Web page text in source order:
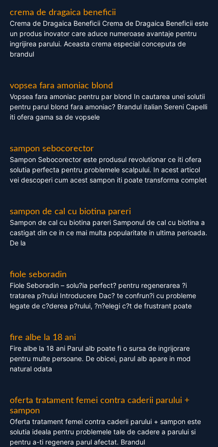
crema de dragaica beneficii
Crema de Dragaica Beneficii Crema de Dragaica Beneficii este
un produs inovator care aduce numeroase avantaje pentru
ingrijirea parului. Aceasta crema especial conceputa de
brandul
vopsea fara amoniac blond
Vopsea fara amoniac pentru par blond In cautarea unei solutii
pentru parul blond fara amoniac? Brandul italian Sereni Capelli
iti ofera gama sa de vopsele
sampon sebocorector
Sampon Sebocorector este produsul revolutionar ce iti ofera
solutia perfecta pentru problemele scalpului. In acest articol
vei descoperi cum acest sampon iti poate transforma complet
sampon de cal cu biotina pareri
Sampon de cal cu biotina pareri Samponul de cal cu biotina a
castigat din ce in ce mai multa popularitate in ultima perioada.
De la
fiole seboradin
Fiole Seboradin – solu?ia perfect? pentru regenerarea ?i
tratarea p?rului Introducere Dac? te confrun?i cu probleme
legate de c?derea p?rului, ?n?elegi c?t de frustrant poate
fire albe la 18 ani
Fire albe la 18 ani Parul alb poate fi o sursa de ingrijorare
pentru multe persoane. De obicei, parul alb apare in mod
natural odata
oferta tratament femei contra caderii parului +
sampon
Oferta tratament femei contra caderii parului + sampon este
solutia ideala pentru problemele tale de cadere a parului si
pentru a-ti regenera parul afectat. Brandul